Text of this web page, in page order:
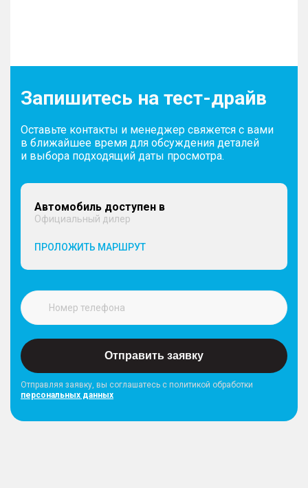
Запишитесь на тест-драйв
Оставьте контакты и менеджер свяжется с вами
в ближайшее время для обсуждения деталей
и выбора подходящий даты просмотра.
Автомобиль доступен в
Официальный дилер
ПРОЛОЖИТЬ МАРШРУТ
Отправить заявку
Отправляя заявку, вы соглашатесь с политикой обработки
персональных данных